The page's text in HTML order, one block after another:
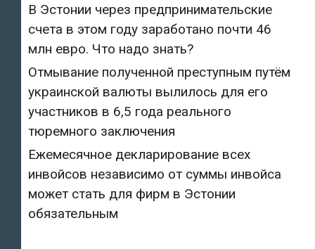
В Эстонии через предпринимательские
счета в этом году заработано почти 46
млн евро. Что надо знать?
Отмывание полученной преступным путём
украинской валюты вылилось для его
участников в 6,5 года реального
тюремного заключения
Ежемесячное декларирование всех
инвойсов независимо от суммы инвойса
может стать для фирм в Эстонии
обязательным